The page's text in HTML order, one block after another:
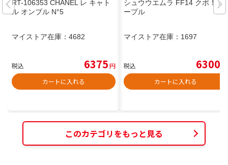
RT-106353 CHANEL レ キャト
ル オンブル N°5
マイストア在庫： 4682
税込 6375円
カートに入れる
シュウウエムラ FF14 クポ！ パ
ープル
マイストア在庫： 1697
税込 6300
カートに入れる
このカテゴリをもっと見る